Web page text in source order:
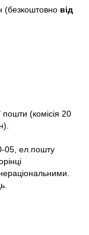
(безкоштовно від
пошти (комісія 20
05, ел.пошту